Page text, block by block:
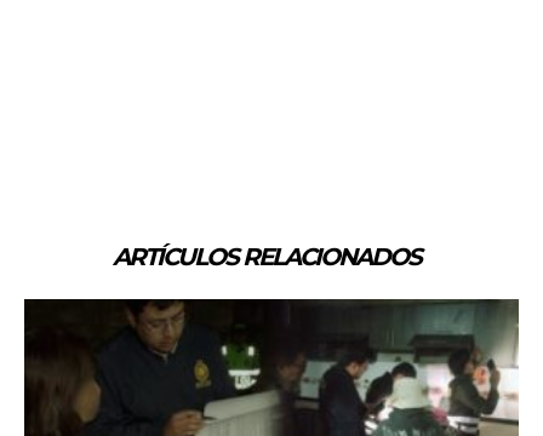
ARTÍCULOS RELACIONADOS